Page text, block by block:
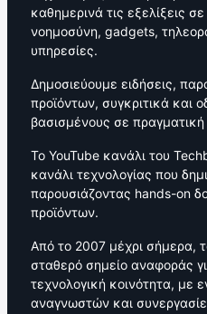
καθημερινά τις εξελίξεις
νοημοσύνη, gadgets,
υπηρεσίες.
Δημοσιεύουμε ειδήσεις,
προϊόντων, συγκριτικά και
βασισμένους σε πραγματική
Το YouTube κανάλι του
κανάλι τεχνολογίας που
παρουσιάζοντας hands-on
προϊόντων.
Από το 2007 μέχρι σήμερα,
σταθερό σημείο αναφοράς
τεχνολογική κοινότητα, με
αναγνωστών και